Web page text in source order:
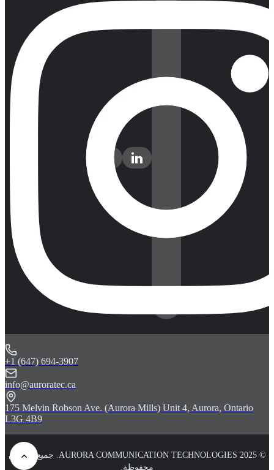
+1 (647) 694-3907
info@auroratec.ca
175 Melvin Robson Ave. (Aurora Mills) Unit 4, Aurora, Ontario
L3G 4B9
© 2025 AURORA COMMUNICATION TECHNOLOGIES. جميع الحقوق
محفوظة.